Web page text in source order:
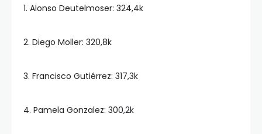
1. Alonso Deutelmoser: 324,4k
2. Diego Moller: 320,8k
3. Francisco Gutiérrez: 317,3k
4. Pamela Gonzalez: 300,2k